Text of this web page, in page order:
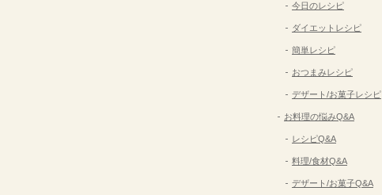
今日のレシピ
ダイエットレシピ
簡単レシピ
おつまみレシピ
デザート/お菓子レシピ
お料理の悩みQ&A
レシピQ&A
料理/食材Q&A
デザート/お菓子Q&A